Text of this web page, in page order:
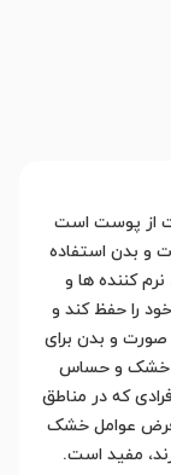
از پوست است
و بدن استفاده
کننده ها و
را حفظ کند و
و بدن برای
خشک و حساس
که در مناطق
عوامل خشک
مفید است.